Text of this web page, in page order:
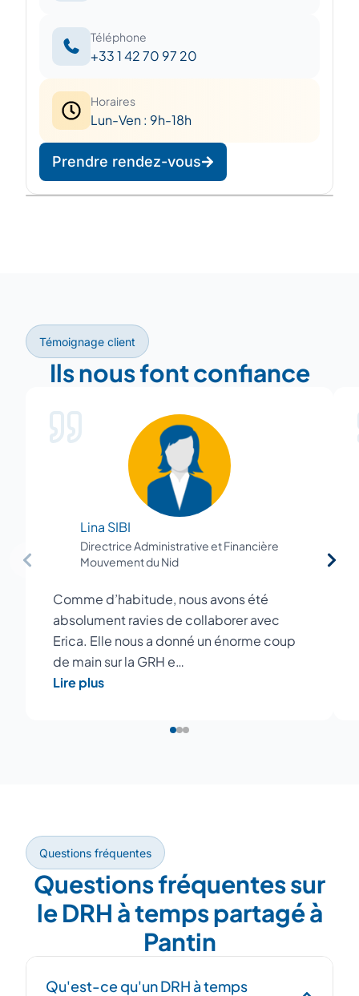
Téléphone
+33 1 42 70 97 20
Horaires
Lun-Ven : 9h-18h
Prendre rendez-vous
Témoignage client
Ils nous font confiance
Lina SIBI
Directrice Administrative et Financière
Mouvement du Nid
Comme d’habitude, nous avons été
absolument ravies de collaborer avec
Erica. Elle nous a donné un énorme coup
de main sur la GRH e…
Lire plus
Questions fréquentes
Questions fréquentes sur
le DRH à temps partagé à
Pantin
Qu'est-ce qu'un DRH à temps